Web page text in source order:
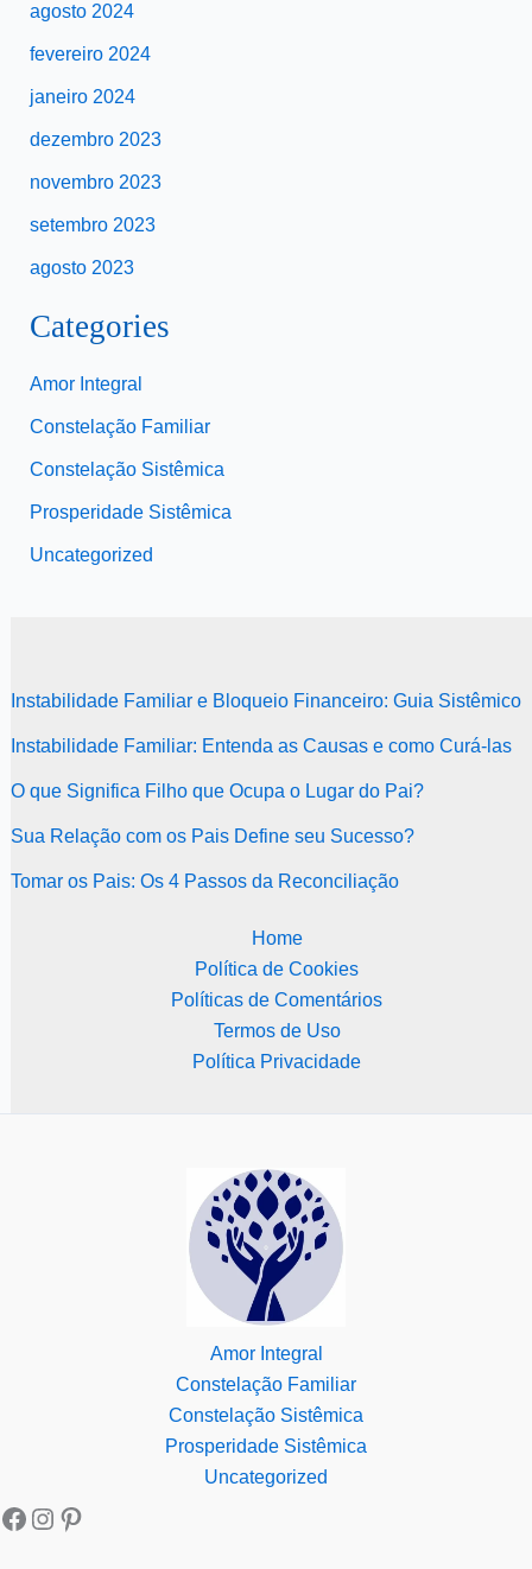
agosto 2024
fevereiro 2024
janeiro 2024
dezembro 2023
novembro 2023
setembro 2023
agosto 2023
Categories
Amor Integral
Constelação Familiar
Constelação Sistêmica
Prosperidade Sistêmica
Uncategorized
Instabilidade Familiar e Bloqueio Financeiro: Guia Sistêmico
Instabilidade Familiar: Entenda as Causas e como Curá-las
O que Significa Filho que Ocupa o Lugar do Pai?
Sua Relação com os Pais Define seu Sucesso?
Tomar os Pais: Os 4 Passos da Reconciliação
Home
Política de Cookies
Políticas de Comentários
Termos de Uso
Política Privacidade
Amor Integral
Constelação Familiar
Constelação Sistêmica
Prosperidade Sistêmica
Uncategorized